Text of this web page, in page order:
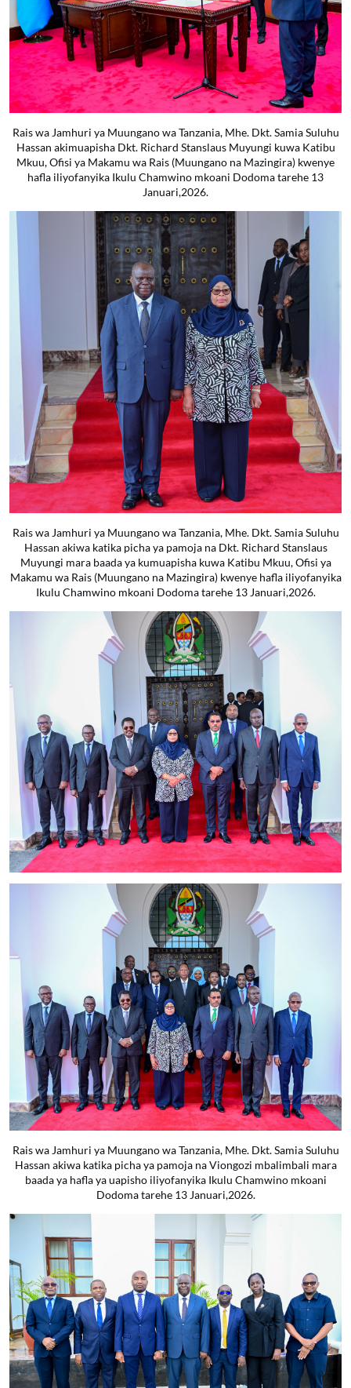
Rais wa Jamhuri ya Muungano wa Tanzania, Mhe. Dkt. Samia Suluhu
Hassan akimuapisha Dkt. Richard Stanslaus Muyungi kuwa Katibu
Mkuu, Ofisi ya Makamu wa Rais (Muungano na Mazingira) kwenye
hafla iliyofanyika Ikulu Chamwino mkoani Dodoma tarehe 13
Januari,2026.
Rais wa Jamhuri ya Muungano wa Tanzania, Mhe. Dkt. Samia Suluhu
Hassan akiwa katika picha ya pamoja na Dkt. Richard Stanslaus
Muyungi mara baada ya kumuapisha kuwa Katibu Mkuu, Ofisi ya
Makamu wa Rais (Muungano na Mazingira) kwenye hafla iliyofanyika
Ikulu Chamwino mkoani Dodoma tarehe 13 Januari,2026.
Rais wa Jamhuri ya Muungano wa Tanzania, Mhe. Dkt. Samia Suluhu
Hassan akiwa katika picha ya pamoja na Viongozi mbalimbali mara
baada ya hafla ya uapisho iliyofanyika Ikulu Chamwino mkoani
Dodoma tarehe 13 Januari,2026.